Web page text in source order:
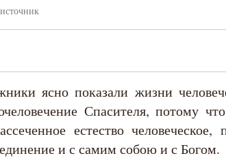
(Плиханков)
ясно показали жизни
Спасителя, потому
естество
и с самим собою и с Богом.